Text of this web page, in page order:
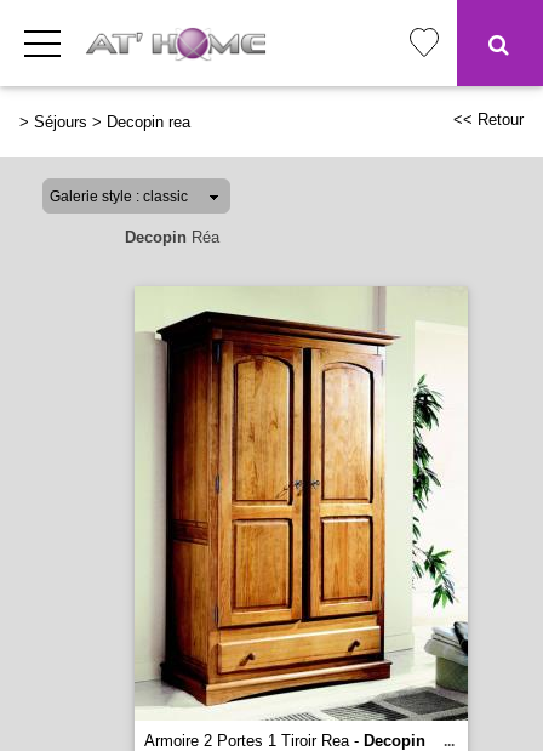
> Séjours > Decopin rea << Retour
Decopin Réa
Armoire 2 Portes 1 Tiroir Rea - Decopin
...